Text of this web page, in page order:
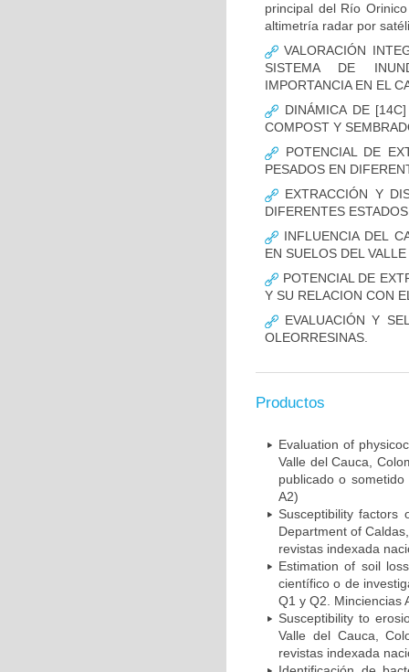
principal del Río
altimetría radar por
VALORACIÓN
SISTEMA DE
IMPORTANCIA EN EL
DINÁMICA DE
COMPOST Y
POTENCIAL DE
PESADOS EN
EXTRACCIÓN Y
DIFERENTES
INFLUENCIA DEL
EN SUELOS DEL
POTENCIAL DE
Y SU RELACION CON
EVALUACIÓN Y
OLEORRESINAS.
Productos
Evaluation of
Valle del Cauca,
publicado o
A2)
Susceptibility
Department of
revistas indexada
Estimation of soil
científico o de
Q1 y Q2. Minciencias
Susceptibility to
Valle del Cauca,
revistas indexada